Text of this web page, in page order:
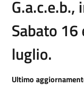
Sabato 16
luglio.
Ultimo